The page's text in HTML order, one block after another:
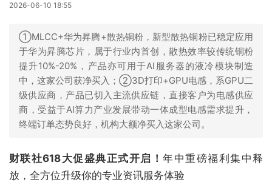
2026-06-10 18:55
①MLCC+华为昇腾+散热铜粉，新型散热铜粉已稳定应用
于华为昇腾芯片，属于行业内首创，散热效率较传统铜粉
提升10%-20%，产品亦可用于AI服务器的液冷模块制造
中，这家公司获净买入；②3D打印+GPU电感，系GPU二
级供应商，产品已切入主流供应链，直接客户为电感供应
商，受益于AI算力产业发展带动一体成型电感需求提升，
终端订单态势良好，机构大额净买入这家公司。
财联社618大促盛典正式开启！年中重磅福利集中释
放，全方位升级你的专业资讯服务体验